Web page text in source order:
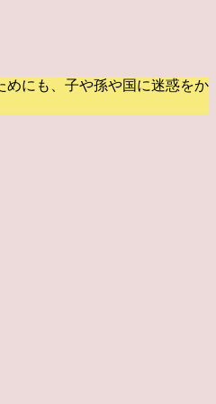
めにも、子や孫や国に迷惑をか